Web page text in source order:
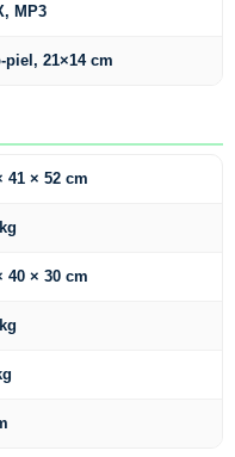
MP3
piel, 21×14 cm
41 × 52 cm
40 × 30 cm